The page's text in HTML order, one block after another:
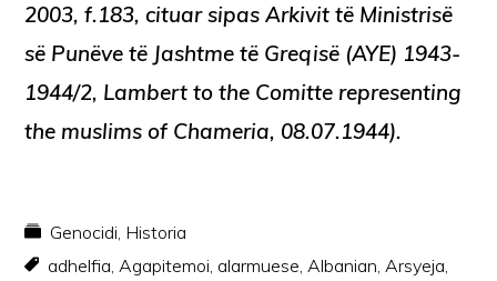
2003, f.183, cituar sipas Arkivit të Ministrisë
së Punëve të Jashtme të Greqisë (AYE) 1943-
1944/2, Lambert to the Comitte representing
the muslims of Chameria, 08.07.1944).
Genocidi, Historia
adhelfia,Agapitemoi, alarmuese,Albanian,Arsyeja,